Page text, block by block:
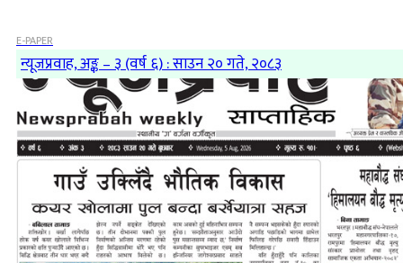
E-PAPER
न्यूजप्रवाह, अङ्क – ३ (वर्ष ६) : साउन २० गते, २०८३